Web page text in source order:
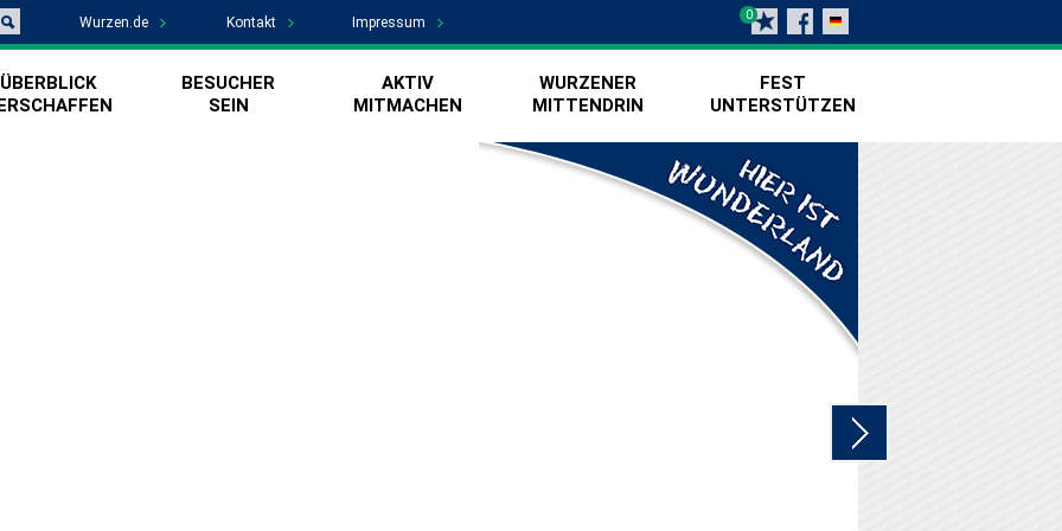
Wurzen.de Kontakt Impressum 0
ÜBERBLICK
BESUCHER
SEIN
AKTIV
MITMACHEN
WURZENER
MITTENDRIN
FEST
UNTERSTÜTZEN